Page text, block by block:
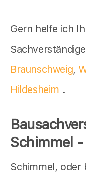
Gern helfe ich
Braunschweig,
Hildesheim .
Schimmel
Schimmel, oder